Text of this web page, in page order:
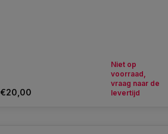
€20,00
Niet op
voorraad,
vraag naar de
levertijd